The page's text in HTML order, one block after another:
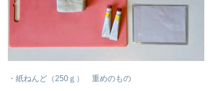
・紙ねんど（250ｇ） 重めのもの